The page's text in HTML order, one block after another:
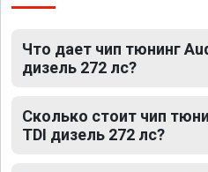
Что дает чип тюнинг
дизель 272 лс?
Сколько стоит чип
TDI дизель 272 лс?